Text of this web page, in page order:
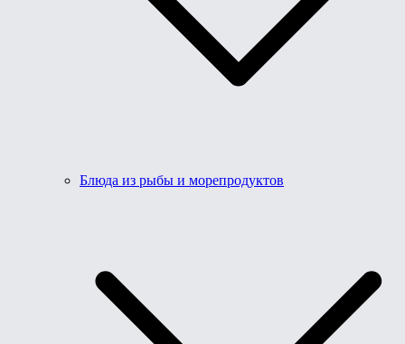
Блюда из рыбы и морепродуктов